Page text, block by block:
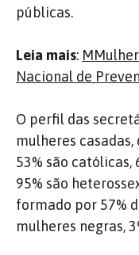
públicas.
Leia mais:
Nacional de
O perfil das
mulheres casadas,
53% são católicas,
95% são
formado por 57%
mulheres negras,